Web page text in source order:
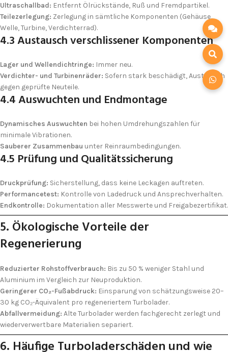
Ultraschall­bad: Entfernt Öl­rückstände, Ruß und Fremd­partikel.
Teile­zerlegung: Zerlegung in sämtliche Komponenten (Gehäuse,
Welle, Turbine, Verdichterrad).
4.3 Austausch verschlissener Komponenten
Lager und Wellendichtringe: Immer neu.
Verdichter- und Turbinen­räder: Sofern stark beschädigt, Austausch
gegen geprüfte Neuteile.
4.4 Auswuchten und Endmontage
Dynamisches Auswuchten bei hohen Umdrehungszahlen für
minimale Vibrationen.
Sauberer Zusammenbau unter Reinraum­bedingungen.
4.5 Prüfung und Qualitäts­sicherung
Druck­prüfung: Sicherstellung, dass keine Leckagen auftreten.
Performance­test: Kontrolle von Ladedruck und Ansprech­verhalten.
Endkontrolle: Dokumentation aller Messwerte und Freigabe­zertifikat.
5. Ökologische Vorteile der
Regenerierung
Reduzierter Rohstoff­verbrauch: Bis zu 50 % weniger Stahl und
Aluminium im Vergleich zur Neuproduktion.
Geringerer CO₂-Fußabdruck: Einsparung von schätzungsweise 20–
30 kg CO₂-Äquivalent pro regeneriertem Turbolader.
Abfall­vermeidung: Alte Turbolader werden fachgerecht zerlegt und
wiederverwertbare Materialien separiert.
6. Häufige Turbolader­schäden und wie